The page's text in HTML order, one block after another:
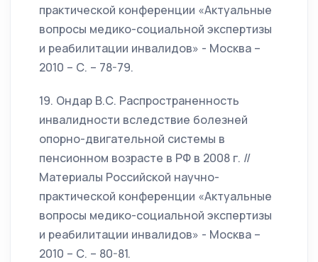
практической конференции «Актуальные
вопросы медико-социальной экспертизы
и реабилитации инвалидов» - Москва –
2010 – С. – 78-79.
19. Ондар В.С. Распространенность
инвалидности вследствие болезней
опорно-двигательной системы в
пенсионном возрасте в РФ в 2008 г. //
Материалы Российской научно-
практической конференции «Актуальные
вопросы медико-социальной экспертизы
и реабилитации инвалидов» - Москва –
2010 – С. – 80-81.